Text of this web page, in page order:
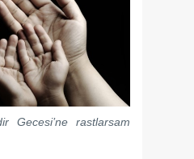
Gecesi’ne rastlarsam